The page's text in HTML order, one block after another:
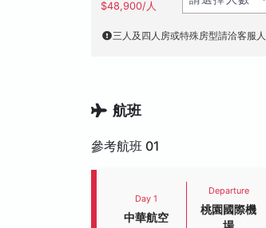
$48,900/人
三人及四人房或特殊房型請洽客服
航班
參考航班 01
Day 1
中華航空
Departure
桃園國際機